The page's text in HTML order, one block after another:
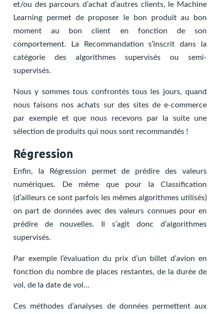
et/ou des parcours d’achat d’autres clients, le Machine
Learning permet de proposer le bon produit au bon
moment au bon client en fonction de son
comportement. La Recommandation s’inscrit dans la
catégorie des algorithmes supervisés ou semi-
supervisés.
Nous y sommes tous confrontés tous les jours, quand
nous faisons nos achats sur des sites de e-commerce
par exemple et que nous recevons par la suite une
sélection de produits qui nous sont recommandés !
Régression
Enfin, la Régression permet de prédire des valeurs
numériques. De même que pour la Classification
(d’ailleurs ce sont parfois les mêmes algorithmes utilisés)
on part de données avec des valeurs connues pour en
prédire de nouvelles. Il s’agit donc d’algorithmes
supervisés.
Par exemple l’évaluation du prix d’un billet d’avion en
fonction du nombre de places restantes, de la durée de
vol, de la date de vol…
Ces méthodes d’analyses de données permettent aux